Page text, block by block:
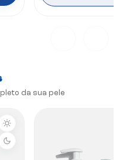
da sua pele